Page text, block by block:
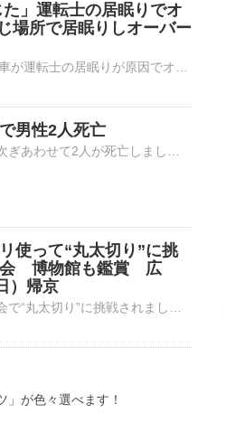
」運転士の居眠りでオ
場所で居眠りしオーバー
男性2人死亡
使って“丸太切り”に挑
会 博物館も鑑賞 広
）帰京
が色々選べます！